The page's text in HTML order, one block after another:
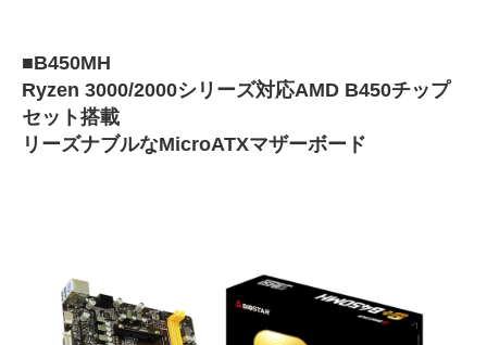
■B450MH
Ryzen 3000/2000シリーズ対応AMD B450チップ
セット搭載
リーズナブルなMicroATXマザーボード